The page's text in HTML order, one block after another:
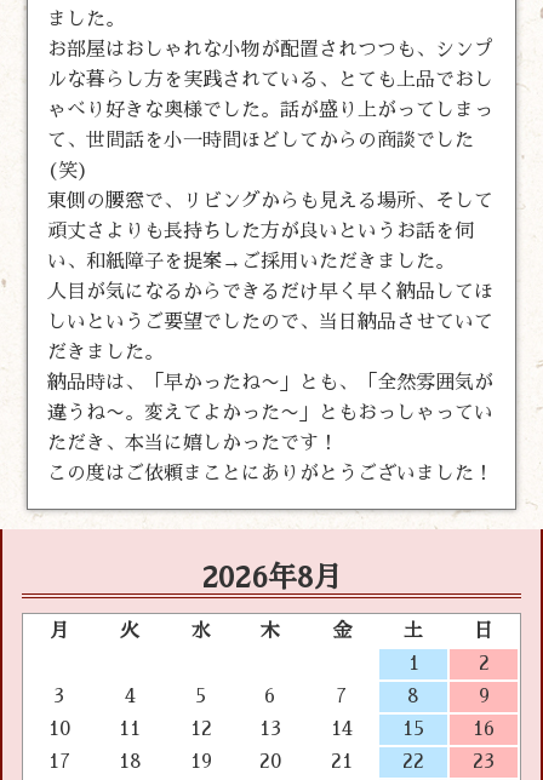
ました。
お部屋はおしゃれな小物が配置されつつも、シンプ
ルな暮らし方を実践されている、とても上品でおし
ゃべり好きな奥様でした。話が盛り上がってしまっ
て、世間話を小一時間ほどしてからの商談でした
(笑)
東側の腰窓で、リビングからも見える場所、そして
頑丈さよりも長持ちした方が良いというお話を伺
い、和紙障子を提案→ご採用いただきました。
人目が気になるからできるだけ早く早く納品してほ
しいというご要望でしたので、当日納品させていて
だきました。
納品時は、「早かったね〜」とも、「全然雰囲気が
違うね〜。変えてよかった〜」ともおっしゃってい
ただき、本当に嬉しかったです！
この度はご依頼まことにありがとうございました！
2026年8月
月 火 水 木 金 土
日
1
2
3
4 5 6 7 8
9
10
11 12 13 14 15
16
17
18 19 20 21 22
23